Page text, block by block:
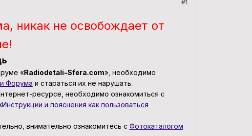
#1
никак не освобождает от
«Radiodetali-Sfera.com», необходимо
Форума и стараться их не нарушать.
ресурсе, необходимо ознакомиться с
Инструкции и пояснения как пользоваться
внимательно ознакомитесь с Фотокаталогом